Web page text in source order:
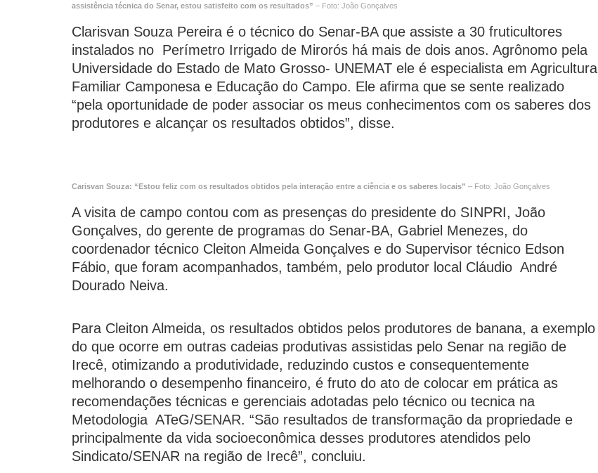
assistência técnica do Senar, estou satisfeito com os resultados” – Foto: João Gonçalves
Clarisvan Souza Pereira é o técnico do Senar-BA que assiste a 30 fruticultores
instalados no Perímetro Irrigado de Mirorós há mais de dois anos. Agrônomo pela
Universidade do Estado de Mato Grosso- UNEMAT ele é especialista em Agricultura
Familiar Camponesa e Educação do Campo. Ele afirma que se sente realizado
“pela oportunidade de poder associar os meus conhecimentos com os saberes dos
produtores e alcançar os resultados obtidos”, disse.
Carisvan Souza: “Estou feliz com os resultados obtidos pela interação entre a ciência e os saberes locais” – Foto: João Gonçalves
A visita de campo contou com as presenças do presidente do SINPRI, João
Gonçalves, do gerente de programas do Senar-BA, Gabriel Menezes, do
coordenador técnico Cleiton Almeida Gonçalves e do Supervisor técnico Edson
Fábio, que foram acompanhados, também, pelo produtor local Cláudio André
Dourado Neiva.
Para Cleiton Almeida, os resultados obtidos pelos produtores de banana, a exemplo
do que ocorre em outras cadeias produtivas assistidas pelo Senar na região de
Irecê, otimizando a produtividade, reduzindo custos e consequentemente
melhorando o desempenho financeiro, é fruto do ato de colocar em prática as
recomendações técnicas e gerenciais adotadas pelo técnico ou tecnica na
Metodologia ATeG/SENAR. “São resultados de transformação da propriedade e
principalmente da vida socioeconômica desses produtores atendidos pelo
Sindicato/SENAR na região de Irecê”, concluiu.